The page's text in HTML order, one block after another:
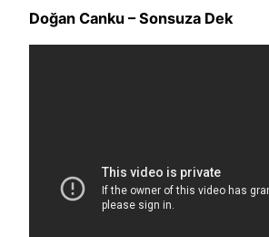
Doğan Canku – Sonsuza Dek